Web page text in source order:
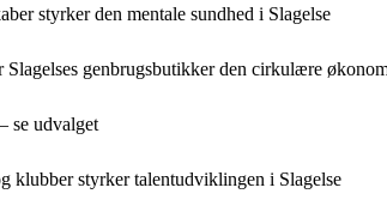
styrker den mentale sundhed i Slagelse
Slagelses genbrugsbutikker den cirkulære
se udvalget
klubber styrker talentudviklingen i Slagelse